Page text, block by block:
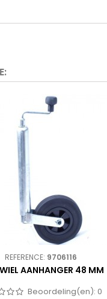
REFERENCE: 9706116
AANHANGER 48 MM
Beoordeling(en): 0